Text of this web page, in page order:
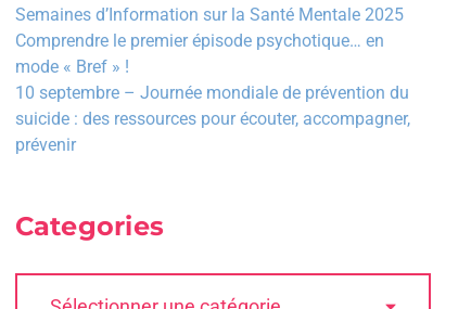
Semaines d’Information sur la Santé Mentale 2025
Comprendre le premier épisode psychotique… en
mode « Bref » !
10 septembre – Journée mondiale de prévention du
suicide : des ressources pour écouter, accompagner,
prévenir
Categories